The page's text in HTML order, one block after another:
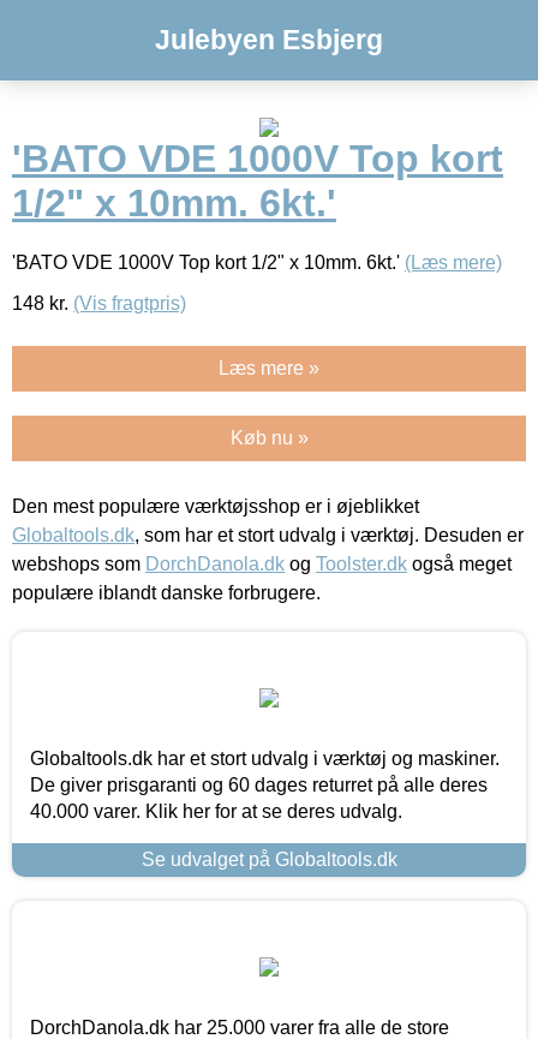
Julebyen Esbjerg
'BATO VDE 1000V Top kort
1/2" x 10mm. 6kt.'
'BATO VDE 1000V Top kort 1/2" x 10mm. 6kt.' (Læs mere)
148 kr. (Vis fragtpris)
Læs mere »
Køb nu »
Den mest populære værktøjsshop er i øjeblikket
Globaltools.dk, som har et stort udvalg i værktøj. Desuden er
webshops som DorchDanola.dk og Toolster.dk også meget
populære iblandt danske forbrugere.
Globaltools.dk har et stort udvalg i værktøj og maskiner.
De giver prisgaranti og 60 dages returret på alle deres
40.000 varer. Klik her for at se deres udvalg.
Se udvalget på Globaltools.dk
DorchDanola.dk har 25.000 varer fra alle de store